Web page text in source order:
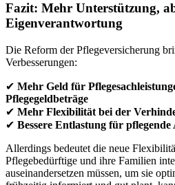
Fazit: Mehr Unterstützung,
Eigenverantwortung
Die Reform der Pflegeversicherung
Verbesserungen:
✔ Mehr Geld für
Pflegegeldbeträge
✔ Mehr Flexibilität bei der
✔ Bessere Entlastung für pflegende
Allerdings bedeutet die neue
Pflegebedürftige und ihre Familien
auseinandersetzen müssen, um sie